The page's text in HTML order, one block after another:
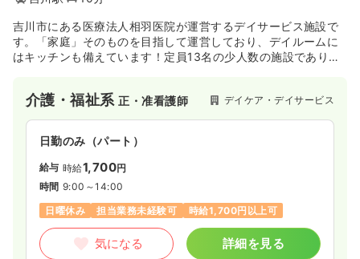
吉川市にある医療法人相羽医院が運営するデイサービス施設で
す。「家庭」そのものを目指して運営しており、デイルームに
はキッチンも備えています！定員13名の少人数の施設であり、
介護・福祉系正・准看護師 デイケア・デイサービス
日勤のみ（パート）
給与 時給1,700円
時間 9:00～14:00
日曜休み
担当業務未経験可 時給1,700円以上可
気になる 詳細を見る